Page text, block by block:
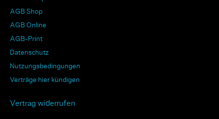
AGB Shop
AGB Online
AGB-Print
Datenschutz
Nutzungsbedingungen
Verträge hier kündigen
Vertrag widerrufen